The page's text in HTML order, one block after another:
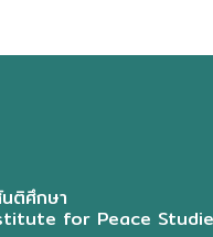
ติศึกษา
for Peace